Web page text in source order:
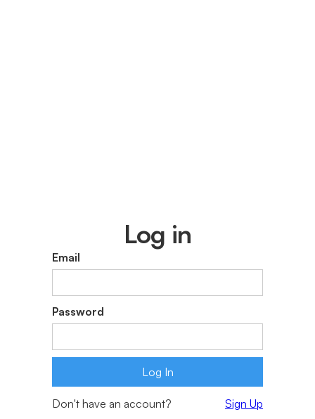
Log in
Email
Password
Don't have an account? Sign Up